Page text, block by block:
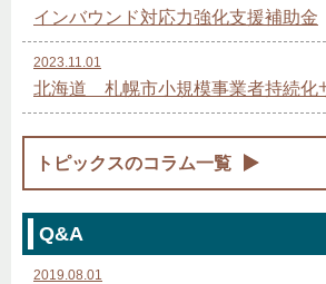
インバウンド対応力強化支援補助金
2023.11.01
北海道 札幌市小規模事業者持続化
トピックスのコラム一覧
Q&A
2019.08.01